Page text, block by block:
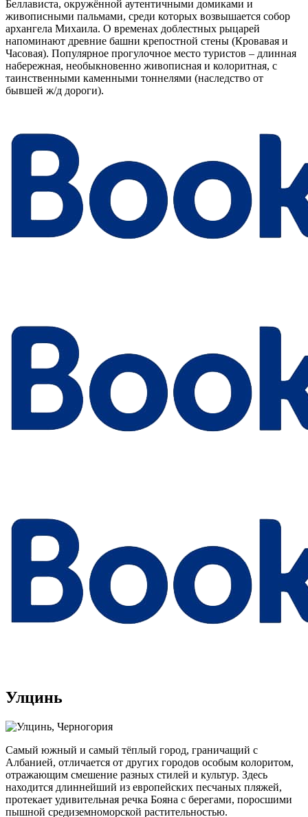
Беллависта, окружённой аутентичными домиками и
живописными пальмами, среди которых возвышается собор
архангела Михаила. О временах доблестных рыцарей
напоминают древние башни крепостной стены (Кровавая и
Часовая). Популярное прогулочное место туристов – длинная
набережная, необыкновенно живописная и колоритная, с
таинственными каменными тоннелями (наследство от
бывшей ж/д дороги).
Улцинь
Самый южный и самый тёплый город, граничащий с
Албанией, отличается от других городов особым колоритом,
отражающим смешение разных стилей и культур. Здесь
находится длиннейший из европейских песчаных пляжей,
протекает удивительная речка Бояна с берегами, поросшими
пышной средиземноморской растительностью.